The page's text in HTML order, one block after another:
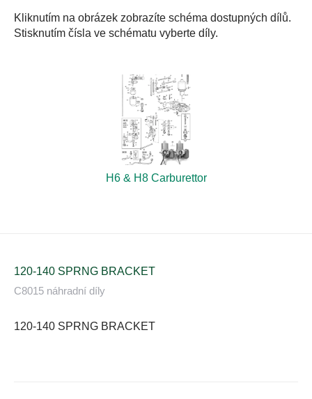
Kliknutím na obrázek zobrazíte schéma dostupných dílů.
Stisknutím čísla ve schématu vyberte díly.
H6 & H8 Carburettor
120-140 SPRNG BRACKET
C8015 náhradní díly
120-140 SPRNG BRACKET